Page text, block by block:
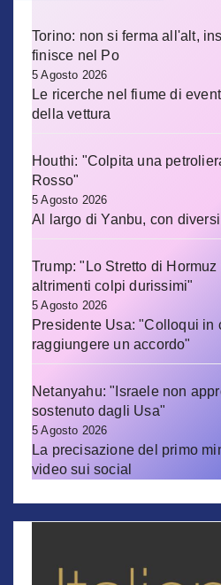
Torino: non si ferma all'alt,
finisce nel Po
5 Agosto 2026
Le ricerche nel fiume di
della vettura
Houthi: "Colpita una
Rosso"
5 Agosto 2026
Al largo di Yanbu, con
Trump: "Lo Stretto di
altrimenti colpi durissimi"
5 Agosto 2026
Presidente Usa: "Colloqui in
raggiungere un accordo"
Netanyahu: "Israele non
sostenuto dagli Usa"
5 Agosto 2026
La precisazione del primo
video sui social